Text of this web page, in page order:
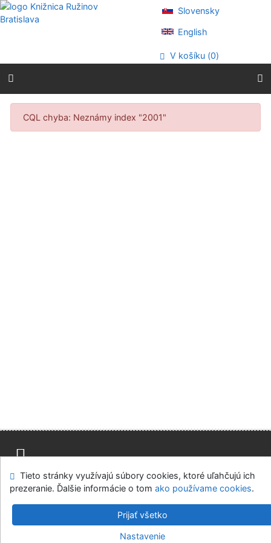
Prejsť na obsah
Prejsť na menu
Prehlásenie o webovej prístupnosti
Slovensky
English
V košíku (0)
Výsledky vyhľadávania
CQL chyba: Neznámy index "2001"
Mapa stránok Prístupnosť
Súkromie
Modul OpenSearch
Napíšte nám Nastavenie cookies
Knižnica Ružinov Bratislava
v.4.8.63a-Cosmotron Slovakia, s.r.o.
Tieto stránky využívajú súbory cookies, ktoré uľahčujú ich
prezeranie. Ďalšie informácie o tom ako používame cookies.
Prijať všetko
Nastavenie